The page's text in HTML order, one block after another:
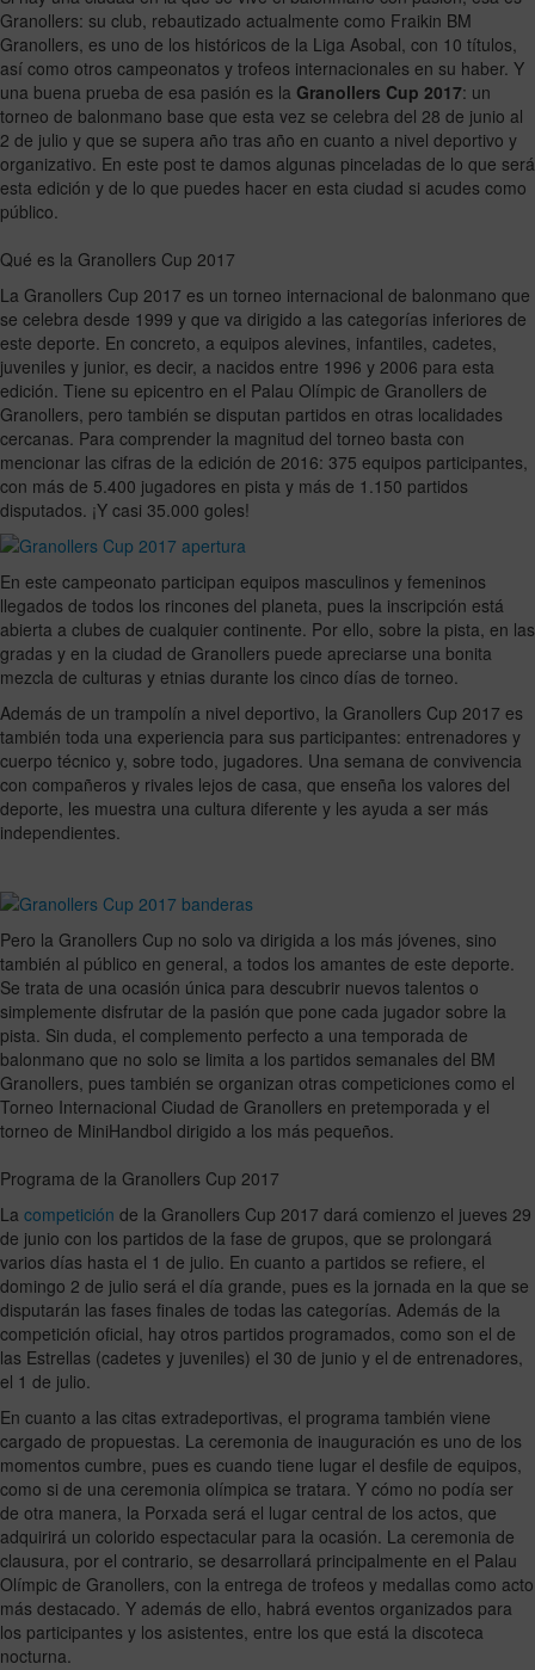
Granollers: su club, rebautizado actualmente como Fraikin BM
Granollers, es uno de los históricos de la Liga Asobal, con 10 títulos,
así como otros campeonatos y trofeos internacionales en su haber. Y
una buena prueba de esa pasión es la Granollers Cup 2017: un
torneo de balonmano base que esta vez se celebra del 28 de junio al
2 de julio y que se supera año tras año en cuanto a nivel deportivo y
organizativo. En este post te damos algunas pinceladas de lo que será
esta edición y de lo que puedes hacer en esta ciudad si acudes como
público.
Qué es la Granollers Cup 2017
La Granollers Cup 2017 es un torneo internacional de balonmano que
se celebra desde 1999 y que va dirigido a las categorías inferiores de
este deporte. En concreto, a equipos alevines, infantiles, cadetes,
juveniles y junior, es decir, a nacidos entre 1996 y 2006 para esta
edición. Tiene su epicentro en el Palau Olímpic de Granollers de
Granollers, pero también se disputan partidos en otras localidades
cercanas. Para comprender la magnitud del torneo basta con
mencionar las cifras de la edición de 2016: 375 equipos participantes,
con más de 5.400 jugadores en pista y más de 1.150 partidos
disputados. ¡Y casi 35.000 goles!
En este campeonato participan equipos masculinos y femeninos
llegados de todos los rincones del planeta, pues la inscripción está
abierta a clubes de cualquier continente. Por ello, sobre la pista, en las
gradas y en la ciudad de Granollers puede apreciarse una bonita
mezcla de culturas y etnias durante los cinco días de torneo.
Además de un trampolín a nivel deportivo, la Granollers Cup 2017 es
también toda una experiencia para sus participantes: entrenadores y
cuerpo técnico y, sobre todo, jugadores. Una semana de convivencia
con compañeros y rivales lejos de casa, que enseña los valores del
deporte, les muestra una cultura diferente y les ayuda a ser más
independientes.
Pero la Granollers Cup no solo va dirigida a los más jóvenes, sino
también al público en general, a todos los amantes de este deporte.
Se trata de una ocasión única para descubrir nuevos talentos o
simplemente disfrutar de la pasión que pone cada jugador sobre la
pista. Sin duda, el complemento perfecto a una temporada de
balonmano que no solo se limita a los partidos semanales del BM
Granollers, pues también se organizan otras competiciones como el
Torneo Internacional Ciudad de Granollers en pretemporada y el
torneo de MiniHandbol dirigido a los más pequeños.
Programa de la Granollers Cup 2017
La competición de la Granollers Cup 2017 dará comienzo el jueves 29
de junio con los partidos de la fase de grupos, que se prolongará
varios días hasta el 1 de julio. En cuanto a partidos se refiere, el
domingo 2 de julio será el día grande, pues es la jornada en la que se
disputarán las fases finales de todas las categorías. Además de la
competición oficial, hay otros partidos programados, como son el de
las Estrellas (cadetes y juveniles) el 30 de junio y el de entrenadores,
el 1 de julio.
En cuanto a las citas extradeportivas, el programa también viene
cargado de propuestas. La ceremonia de inauguración es uno de los
momentos cumbre, pues es cuando tiene lugar el desfile de equipos,
como si de una ceremonia olímpica se tratara. Y cómo no podía ser
de otra manera, la Porxada será el lugar central de los actos, que
adquirirá un colorido espectacular para la ocasión. La ceremonia de
clausura, por el contrario, se desarrollará principalmente en el Palau
Olímpic de Granollers, con la entrega de trofeos y medallas como acto
más destacado. Y además de ello, habrá eventos organizados para
los participantes y los asistentes, entre los que está la discoteca
nocturna.